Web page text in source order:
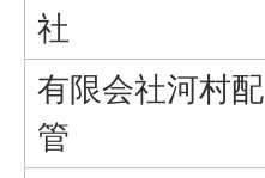
社
有限会社河村配
管